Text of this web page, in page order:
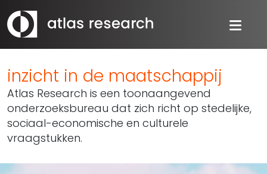
inzicht in de maatschappij
Atlas Research is een toonaangevend
onderzoeksbureau dat zich richt op stedelijke,
sociaal-economische en culturele
vraagstukken.